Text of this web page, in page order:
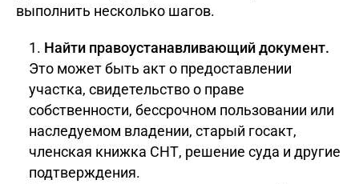
выполнить несколько шагов.
Найти правоустанавливающий документ.
Это может быть акт о предоставлении
участка, свидетельство о праве
собственности, бессрочном пользовании или
наследуемом владении, старый госакт,
членская книжка СНТ, решение суда и другие
подтверждения.